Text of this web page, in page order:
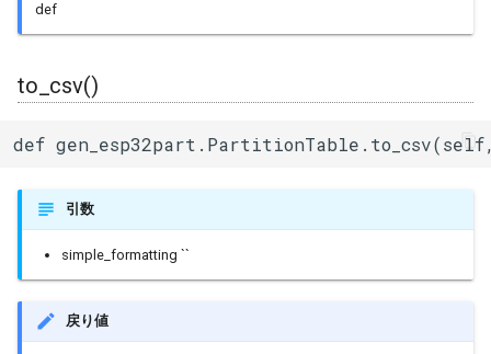
def
to_csv()
def
引数
simple_formatting ``
戻り値